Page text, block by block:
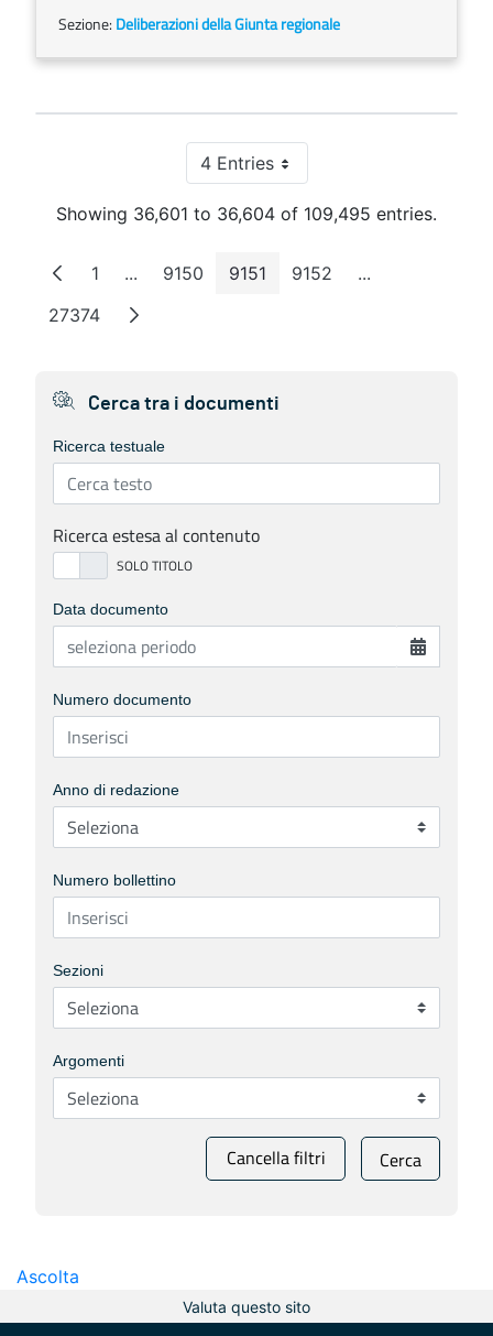
Sezione: Deliberazioni della Giunta regionale
4 EntriesPer Page
Showing 36,601 to 36,604 of 109,495 entries.
Page
1 ...Intermediate Pages
Page
9150 Page
9151 Page
9152 ...Intermediate
Page
27374
Cerca tra i documenti
Ricerca testuale
Ricerca estesa al contenuto
Data documento
Numero documento
Anno di redazione
Numero bollettino
Sezioni
Argomenti
Cancella filtri Cerca
Ascolta
Valuta questo sito